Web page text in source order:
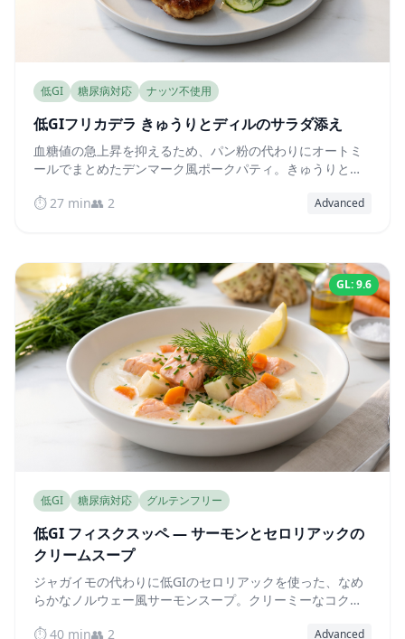
低GI 糖尿病対応 ナッツ不使用
低GIフリカデラ きゅうりとディルのサラダ添え
血糖値の急上昇を抑えるため、パン粉の代わりにオートミ
ールでまとめたデンマーク風ポークパティ。きゅうりとデ
レッシングで添えました。
⏱️ 27 min👥 2 Advanced
GL: 9.6
低GI 糖尿病対応 グルテンフリー
低GI フィスクスッペ — サーモンとセロリアックの
クリームスープ
ジャガイモの代わりに低GIのセロリアックを使った、なめ
らかなノルウェー風サーモンスープ。クリーミーなコクが
⏱️ 40 min👥 2 Advanced